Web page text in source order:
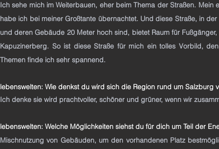
Ich sehe mich im Weiterbauen, eher beim Thema der Straßen.
habe ich bei meiner Großtante übernachtet. Und diese Straße, in
und deren Gebäude 20 Meter hoch sind, bietet Raum für
Kapuzinerberg. So ist diese Straße für mich ein tolles Vorbild,
Themen finde ich sehr spannend.
lebenswelten: Wie denkst du wird sich die Region rund um Salzburg
Ich denke sie wird prachtvoller, schöner und grüner, wenn wir
lebenswelten: Welche Möglichkeiten siehst du für dich um Teil der
Mischnutzung von Gebäuden, um den vorhandenen Platz